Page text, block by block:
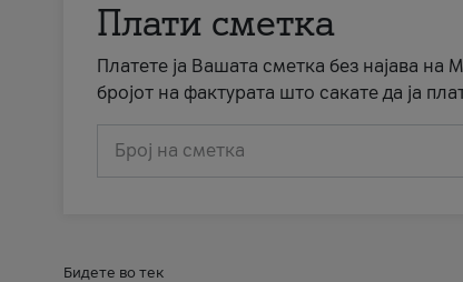
Плати сметка
Платете ја Вашата сметка без најава на
бројот на фактурата што сакате да ја
Број на сметка
Бидете во тек